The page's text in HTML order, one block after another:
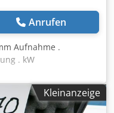
Anrufen
Aufnahme .
. kW
ca. . t
Daten sind
und daher für uns
behalten wir uns
Kleinanzeige